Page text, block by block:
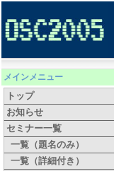
メインメニュー
トップ
お知らせ
セミナー一覧
一覧（題名のみ）
一覧（詳細付き）